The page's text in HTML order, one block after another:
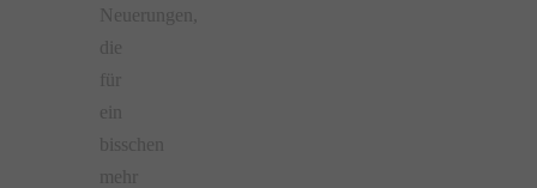
Neuerungen,
die
für
ein
bisschen
mehr